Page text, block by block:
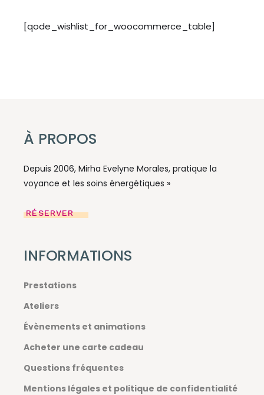
[qode_wishlist_for_woocommerce_table]
À PROPOS
Depuis 2006, Mirha Evelyne Morales, pratique la
voyance et les soins énergétiques »
RÉSERVER
INFORMATIONS
Prestations
Ateliers
Évènements et animations
Acheter une carte cadeau
Questions fréquentes
Mentions légales et politique de confidentialité